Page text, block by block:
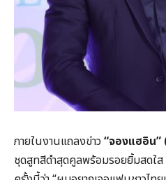
ภายในงานแถลงข่าว “จองแฮอิน
ชุดสูทสีดำสุดคูลพร้อมรอยยิ้มสดใส